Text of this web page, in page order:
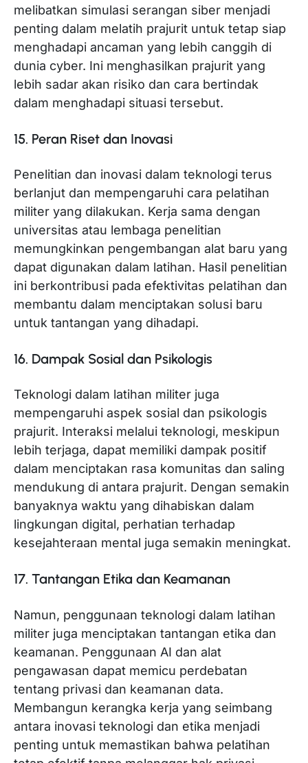
melibatkan simulasi serangan siber menjadi
penting dalam melatih prajurit untuk tetap siap
menghadapi ancaman yang lebih canggih di
dunia cyber. Ini menghasilkan prajurit yang
lebih sadar akan risiko dan cara bertindak
dalam menghadapi situasi tersebut.
15. Peran Riset dan Inovasi
Penelitian dan inovasi dalam teknologi terus
berlanjut dan mempengaruhi cara pelatihan
militer yang dilakukan. Kerja sama dengan
universitas atau lembaga penelitian
memungkinkan pengembangan alat baru yang
dapat digunakan dalam latihan. Hasil penelitian
ini berkontribusi pada efektivitas pelatihan dan
membantu dalam menciptakan solusi baru
untuk tantangan yang dihadapi.
16. Dampak Sosial dan Psikologis
Teknologi dalam latihan militer juga
mempengaruhi aspek sosial dan psikologis
prajurit. Interaksi melalui teknologi, meskipun
lebih terjaga, dapat memiliki dampak positif
dalam menciptakan rasa komunitas dan saling
mendukung di antara prajurit. Dengan semakin
banyaknya waktu yang dihabiskan dalam
lingkungan digital, perhatian terhadap
kesejahteraan mental juga semakin meningkat.
17. Tantangan Etika dan Keamanan
Namun, penggunaan teknologi dalam latihan
militer juga menciptakan tantangan etika dan
keamanan. Penggunaan AI dan alat
pengawasan dapat memicu perdebatan
tentang privasi dan keamanan data.
Membangun kerangka kerja yang seimbang
antara inovasi teknologi dan etika menjadi
penting untuk memastikan bahwa pelatihan